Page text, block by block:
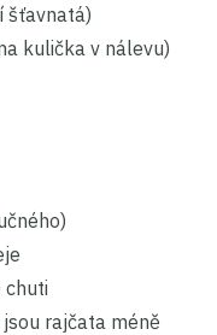
šťavnatá)
kulička v nálevu)
rajčata méně